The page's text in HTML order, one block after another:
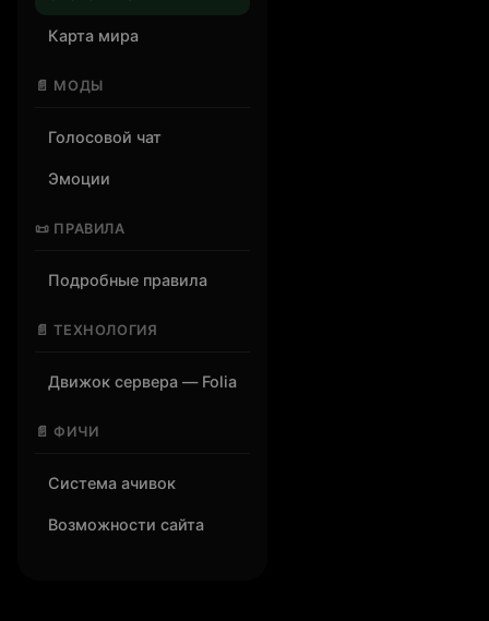
Карта мира
📄 МОДЫ
Голосовой чат
Эмоции
📜 ПРАВИЛА
Подробные правила
📄 ТЕХНОЛОГИЯ
Движок сервера — Folia
📄 ФИЧИ
Система ачивок
Возможности сайта